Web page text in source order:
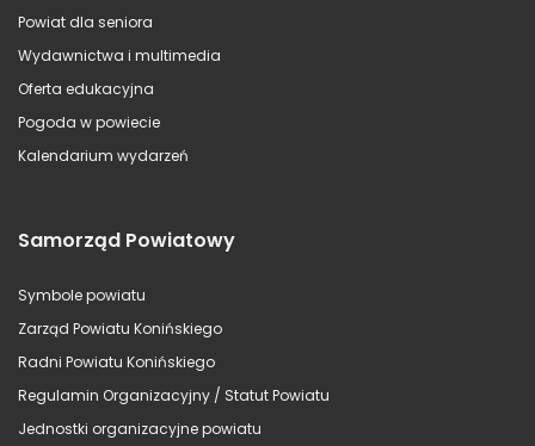
Powiat dla seniora
Wydawnictwa i multimedia
Oferta edukacyjna
Pogoda w powiecie
Kalendarium wydarzeń
Samorząd Powiatowy
Symbole powiatu
Zarząd Powiatu Konińskiego
Radni Powiatu Konińskiego
Regulamin Organizacyjny / Statut Powiatu
Jednostki organizacyjne powiatu